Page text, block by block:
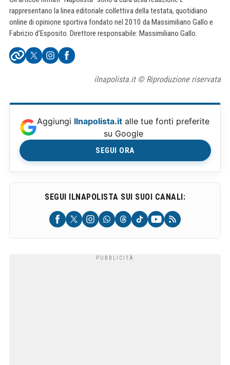
rappresentano la linea editoriale collettiva della testata, quotidiano
online di opinione sportiva fondato nel 2010 da Massimiliano Gallo e
Fabrizio d'Esposito. Direttore responsabile: Massimiliano Gallo.
ilnapolista.it © Riproduzione riservata
Aggiungi Ilnapolista.it alle tue fonti preferite
su Google
SEGUI ORA
SEGUI ILNAPOLISTA SUI SUOI CANALI: